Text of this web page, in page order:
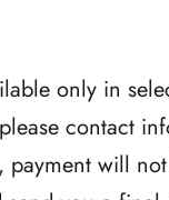
only in
contact
payment will